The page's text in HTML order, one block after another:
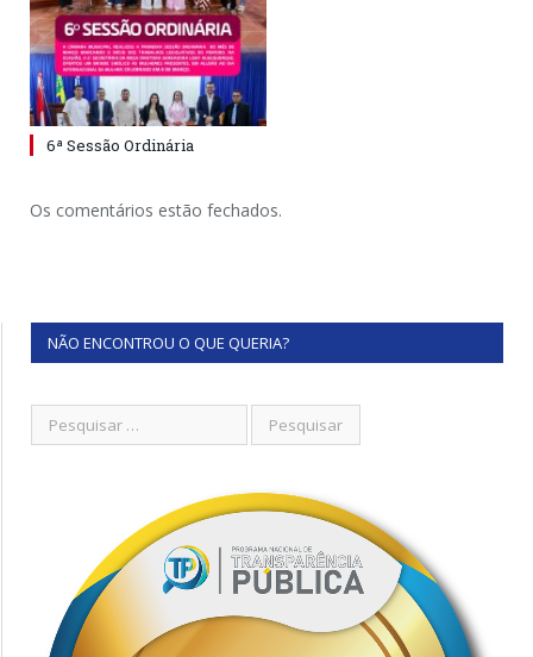
6ª Sessão Ordinária
Os comentários estão fechados.
NÃO ENCONTROU O QUE QUERIA?